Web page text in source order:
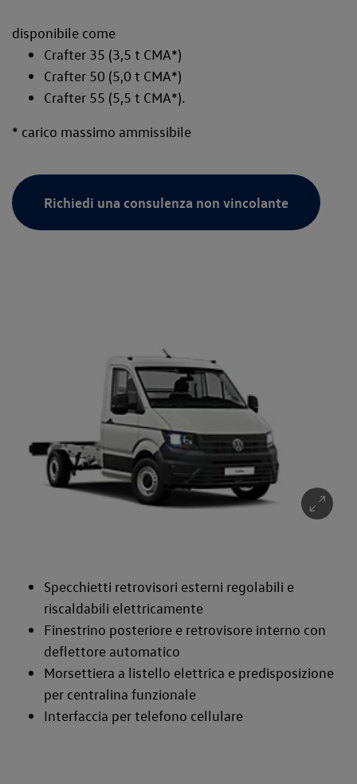
disponibile come
Crafter 35 (3,5 t CMA*)
Crafter 50 (5,0 t CMA*)
Crafter 55 (5,5 t CMA*).
* carico massimo ammissibile
Richiedi una consulenza non vincolante
Specchietti retrovisori esterni regolabili e
riscaldabili elettricamente
Finestrino posteriore e retrovisore interno con
deflettore automatico
Morsettiera a listello elettrica e predisposizione
per centralina funzionale
Interfaccia per telefono cellulare